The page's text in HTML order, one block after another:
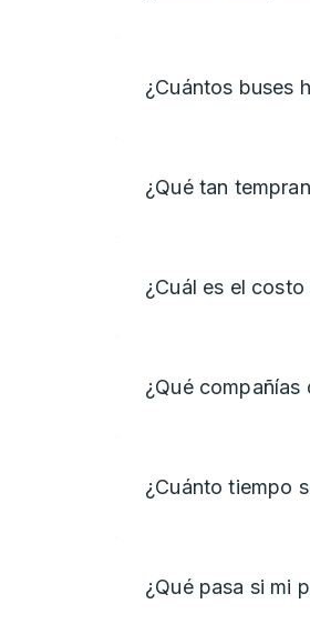
¿Cuántos buses
¿Qué tan
¿Cuál es el
¿Qué
¿Cuánto tiempo
¿Qué pasa si mi